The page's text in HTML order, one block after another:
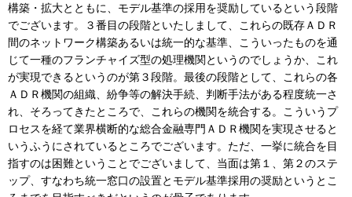
構築・拡大とともに、モデル基準の採用を奨励しているという段階
でございます。３番目の段階といたしまして、これらの既存ＡＤＲ
間のネットワーク構築あるいは統一的な基準、こういったものを通
じて一種のフランチャイズ型の処理機関というのでしょうか、これ
が実現できるというのが第３段階。最後の段階として、これらの各
ＡＤＲ機関の組織、紛争等の解決手続、判断手法がある程度統一さ
れ、そろってきたところで、これらの機関を統合する。こういうプ
ロセスを経て業界横断的な総合金融専門ＡＤＲ機関を実現させると
いうふうにされているところでございます。ただ、一挙に統合を目
指すのは困難ということでございまして、当面は第１、第２のステ
ップ、すなわち統一窓口の設置とモデル基準採用の奨励というとこ